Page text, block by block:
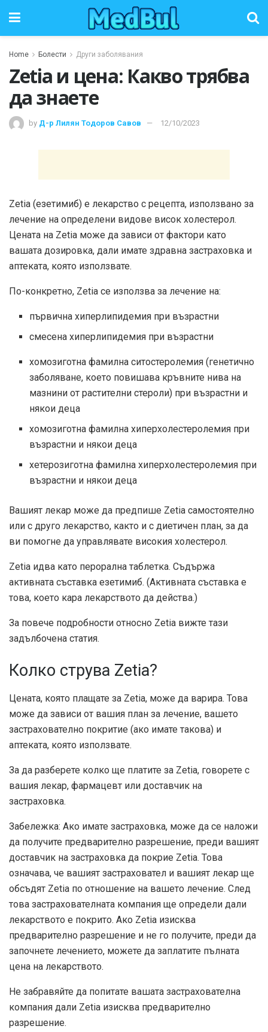
Home Болести Други заболявания
Zetia и цена: Какво трябва
да знаете
by Д-р Лилян Тодоров Савов 12/10/2023
Zetia (езетимиб) е лекарство с рецепта, използвано за
лечение на определени видове висок холестерол.
Цената на Zetia може да зависи от фактори като
вашата дозировка, дали имате здравна застраховка и
аптеката, която използвате.
По-конкретно, Zetia се използва за лечение на:
първична хиперлипидемия при възрастни
смесена хиперлипидемия при възрастни
хомозиготна фамилна ситостеролемия (генетично
заболяване, което повишава кръвните нива на
мазнини от растителни стероли) при възрастни и
някои деца
хомозиготна фамилна хиперхолестеролемия при
възрастни и някои деца
хетерозиготна фамилна хиперхолестеролемия при
възрастни и някои деца
Вашият лекар може да предпише Zetia самостоятелно
или с друго лекарство, както и с диетичен план, за да
ви помогне да управлявате високия холестерол.
Zetia идва като перорална таблетка. Съдържа
активната съставка езетимиб. (Активната съставка е
това, което кара лекарството да действа.)
За повече подробности относно Zetia вижте тази
задълбочена статия.
Колко струва Zetia?
Цената, която плащате за Zetia, може да варира. Това
може да зависи от вашия план за лечение, вашето
застрахователно покритие (ако имате такова) и
аптеката, която използвате.
За да разберете колко ще платите за Zetia, говорете с
вашия лекар, фармацевт или доставчик на
застраховка.
Забележка: Ако имате застраховка, може да се наложи
да получите предварително разрешение, преди вашият
доставчик на застраховка да покрие Zetia. Това
означава, че вашият застраховател и вашият лекар ще
обсъдят Zetia по отношение на вашето лечение. След
това застрахователната компания ще определи дали
лекарството е покрито. Ако Zetia изисква
предварително разрешение и не го получите, преди да
започнете лечението, можете да заплатите пълната
цена на лекарството.
Не забравяйте да попитате вашата застрахователна
компания дали Zetia изисква предварително
разрешение.